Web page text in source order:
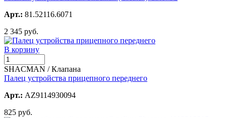
Арт.: 81.52116.6071
2 345 руб.
В корзину
SHACMAN / Клапана
Палец устройства прицепного переднего
Арт.: AZ9114930094
825 руб.